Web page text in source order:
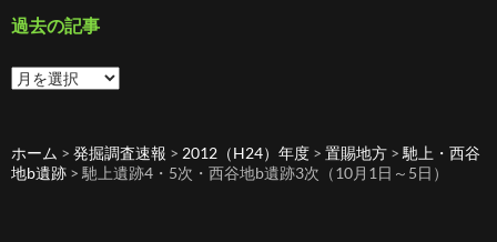
ー
過去の記事
過
去
事
ホーム > 発掘調査速報 > 2012（H24）年度 > 置賜地方 > 馳上・西谷
地b遺跡 > 馳上遺跡4・5次・西谷地b遺跡3次（10月1日～5日）